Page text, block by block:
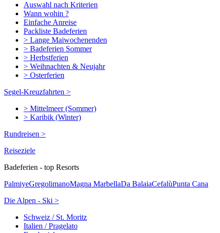
Auswahl nach Kriterien
Wann wohin ?
Einfache Anreise
Packliste Badeferien
> Lange Maiwochenenden
> Badeferien Sommer
> Herbstferien
> Weihnachten & Neujahr
> Osterferien
Segel-Kreuzfahrten >
> Mittelmeer (Sommer)
> Karibik (Winter)
Rundreisen >
Reiseziele
Badeferien - top Resorts
PalmiyeGregolimanoMagna MarbellaDa BalaiaCefalùPunta Cana
Die Alpen - Ski >
Schweiz / St. Moritz
Italien / Pragelato